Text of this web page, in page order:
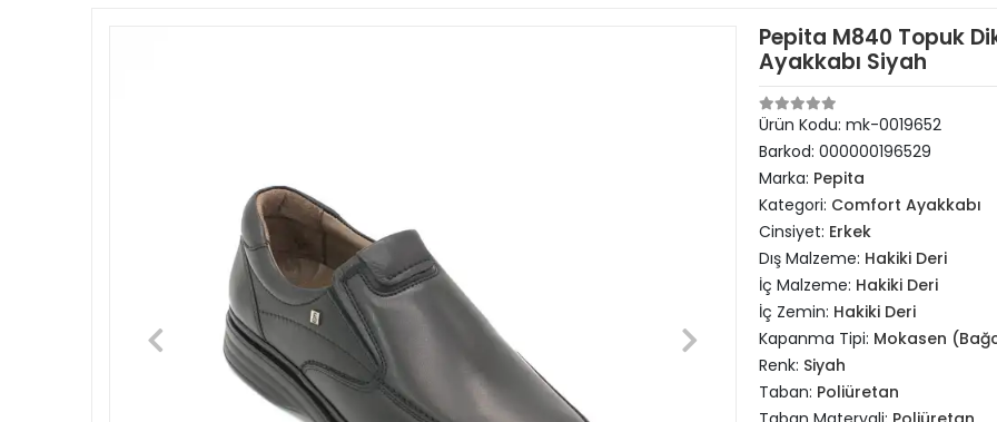
Pepita M840 Topuk
Ayakkabı Siyah
Ürün Kodu: mk-0019652
Barkod: 000000196529
Marka: Pepita
Kategori: Comfort Ayakkabı
Cinsiyet: Erkek
Dış Malzeme: Hakiki Deri
İç Malzeme: Hakiki Deri
İç Zemin: Hakiki Deri
Kapanma Tipi: Mokasen
Renk: Siyah
Taban: Poliüretan